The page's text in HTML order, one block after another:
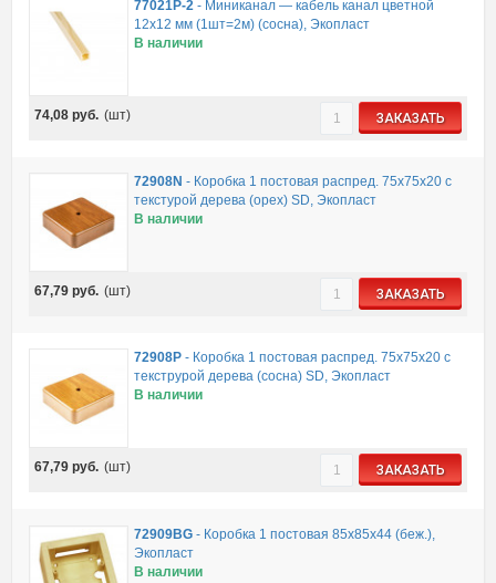
77021P-2- Миниканал — кабель канал цветной
12х12 мм (1шт=2м) (сосна), Экопласт
В наличии
74,08 руб. (шт) ЗАКАЗАТЬ
72908N - Коробка 1 постовая распред. 75х75х20 c
текстурой дерева (орех) SD, Экопласт
В наличии
67,79 руб. (шт) ЗАКАЗАТЬ
72908P- Коробка 1 постовая распред. 75х75х20 c
текструрой дерева (сосна) SD, Экопласт
В наличии
67,79 руб. (шт) ЗАКАЗАТЬ
72909BG- Коробка 1 постовая 85х85х44 (беж.),
Экопласт
В наличии